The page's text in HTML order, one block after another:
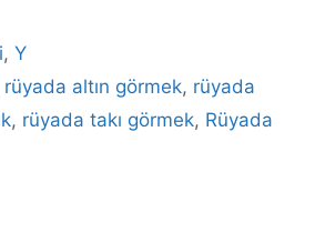
,Y
rüyada altın görmek, rüyada
, rüyada takı görmek, Rüyada